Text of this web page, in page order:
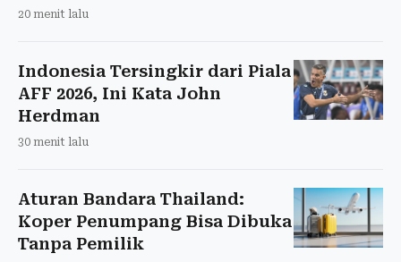
20 menit lalu
Indonesia Tersingkir dari Piala
AFF 2026, Ini Kata John
Herdman
30 menit lalu
Aturan Bandara Thailand:
Koper Penumpang Bisa Dibuka
Tanpa Pemilik